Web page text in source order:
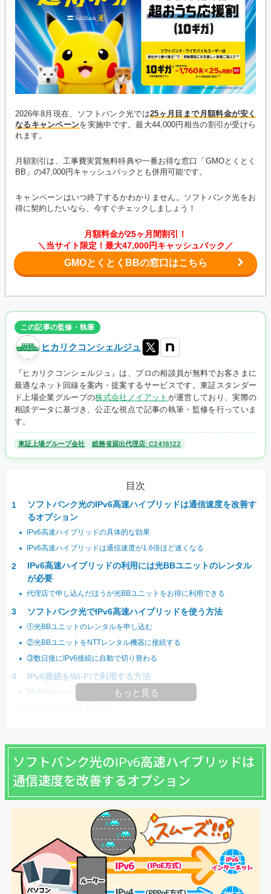
2026年8月現在、ソフトバンク光では25ヶ月目まで月額料金が安く
なるキャンペーンを実施中です。最大44,000円相当の割引が受けら
れます。
月額割引は、工事費実質無料特典や一番お得な窓口「GMOとくとく
BB」の47,000円キャッシュバックとも併用可能です。
キャンペーンはいつ終了するかわかりません。ソフトバンク光をお
得に契約したいなら、今すぐチェックしましょう！
月額料金が25ヶ月間割引！
＼当サイト限定！最大47,000円キャッシュバック／
GMOとくとくBBの窓口はこちら
この記事の監修・執筆
ヒカリクコンシェルジュ
『ヒカリクコンシェルジュ』は、プロの相談員が無料でお客さまに
最適なネット回線を案内・提案するサービスです。東証スタンダー
ド上場企業グループの株式会社ノイアット が運営しており、実際の
相談データに基づき、公正な視点で記事の執筆・監修を行っていま
す。
東証上場グループ会社 総務省届出代理店: C2416122
目次
ソフトバンク光のIPv6高速ハイブリッドは通信速度を改善す
るオプション
IPv6高速ハイブリッドの具体的な効果
IPv6高速ハイブリッドは通信速度が1.6倍ほど速くなる
IPv6高速ハイブリッドの利用には光BBユニットのレンタル
が必要
代理店で申し込んだほうが光BBユニットをお得に利用できる
ソフトバンク光でIPv6高速ハイブリッドを使う方法
①光BBユニットのレンタルを申し込む
②光BBユニットをNTTレンタル機器に接続する
③数日後にIPv6接続に自動で切り替わる
IPv6接続をWi-Fiで利用する方法
Wi-Fiマルチパックに申し込むもっと見る
ソフトバンク光のIPv6高速ハイブリッドは
通信速度を改善するオプション